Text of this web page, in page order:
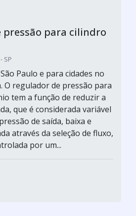
pressão para cilindro
SP
Paulo e para cidades no
O regulador de pressão para
tem a função de reduzir a
que é considerada variável
de saída, baixa e
através da seleção de fluxo,
por um...